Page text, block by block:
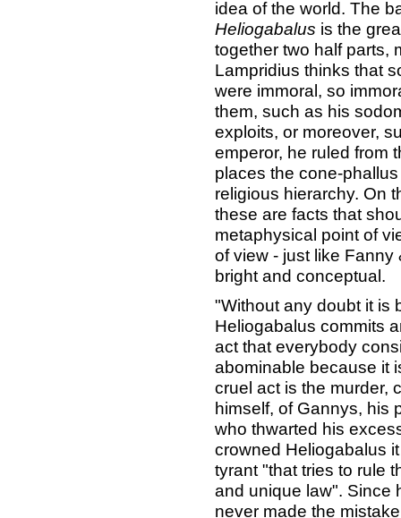
idea of the world. The
Heliogabalus is the
together two half parts,
Lampridius thinks that
were immoral, so
them, such as his
exploits, or moreover,
emperor, he ruled from
places the cone-
religious hierarchy. On
these are facts that
metaphysical point of
of view - just like Fanny
bright and conceptual.
"Without any doubt it is
Heliogabalus commits
act that everybody
abominable because it
cruel act is the murder,
himself, of Gannys, his
who thwarted his
crowned Heliogabalus
tyrant "that tries to rule
and unique law". Since
never made the